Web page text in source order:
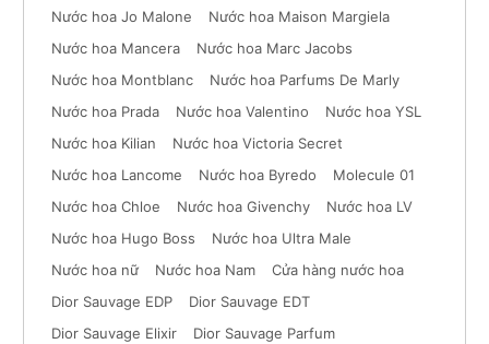
Nước hoa Jo Malone
Nước hoa Maison Margiela
Nước hoa Mancera
Nước hoa Marc Jacobs
Nước hoa Montblanc
Nước hoa Parfums De Marly
Nước hoa Prada
Nước hoa Valentino
Nước hoa YSL
Nước hoa Kilian
Nước hoa Victoria Secret
Nước hoa Lancome
Nước hoa Byredo
Molecule 01
Nước hoa Chloe
Nước hoa Givenchy
Nước hoa LV
Nước hoa Hugo Boss
Nước hoa Ultra Male
Nước hoa nữ
Nước hoa Nam
Cửa hàng nước hoa
Dior Sauvage EDP
Dior Sauvage EDT
Dior Sauvage Elixir
Dior Sauvage Parfum